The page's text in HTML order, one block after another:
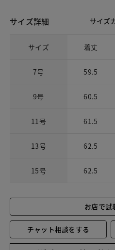
サイズ詳細 サイズ
サイズ 着丈
7号 59.5
9号 60.5
11号 61.5
13号 62.5
15号 62.5
お店で試
チャット相談をする